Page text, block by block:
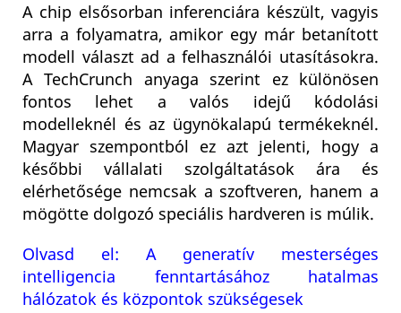
A chip elsősorban inferenciára készült, vagyis
arra a folyamatra, amikor egy már betanított
modell választ ad a felhasználói utasításokra.
A TechCrunch anyaga szerint ez különösen
fontos lehet a valós idejű kódolási
modelleknél és az ügynökalapú termékeknél.
Magyar szempontból ez azt jelenti, hogy a
későbbi vállalati szolgáltatások ára és
elérhetősége nemcsak a szoftveren, hanem a
mögötte dolgozó speciális hardveren is múlik.
Olvasd el: A generatív mesterséges
intelligencia fenntartásához hatalmas
hálózatok és központok szükségesek